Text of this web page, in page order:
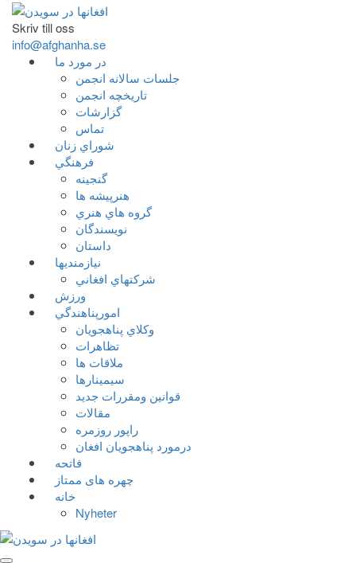
Skriv till oss
info@afghanha.se
در مورد ما
جلسات سالانه انجمن
تاریخچه انجمن
گزارشات
تماس
شوراي زنان
فرهنگي
گنجينه
هنرپيشه ها
گروه هاي هنري
نويسندگان
داستان
نيازمنديها
شرکتهاي افغاني
ورزش
امورپناهندگي
وکلاي پناهجويان
تظاهرات
ملاقات ها
سيمينارها
قوانين ومقررات جديد
مقالات
راپور روزمره
درمورد پناهجويان افغان
فاتحه
چهره های ممتاز
خانه
Nyheter